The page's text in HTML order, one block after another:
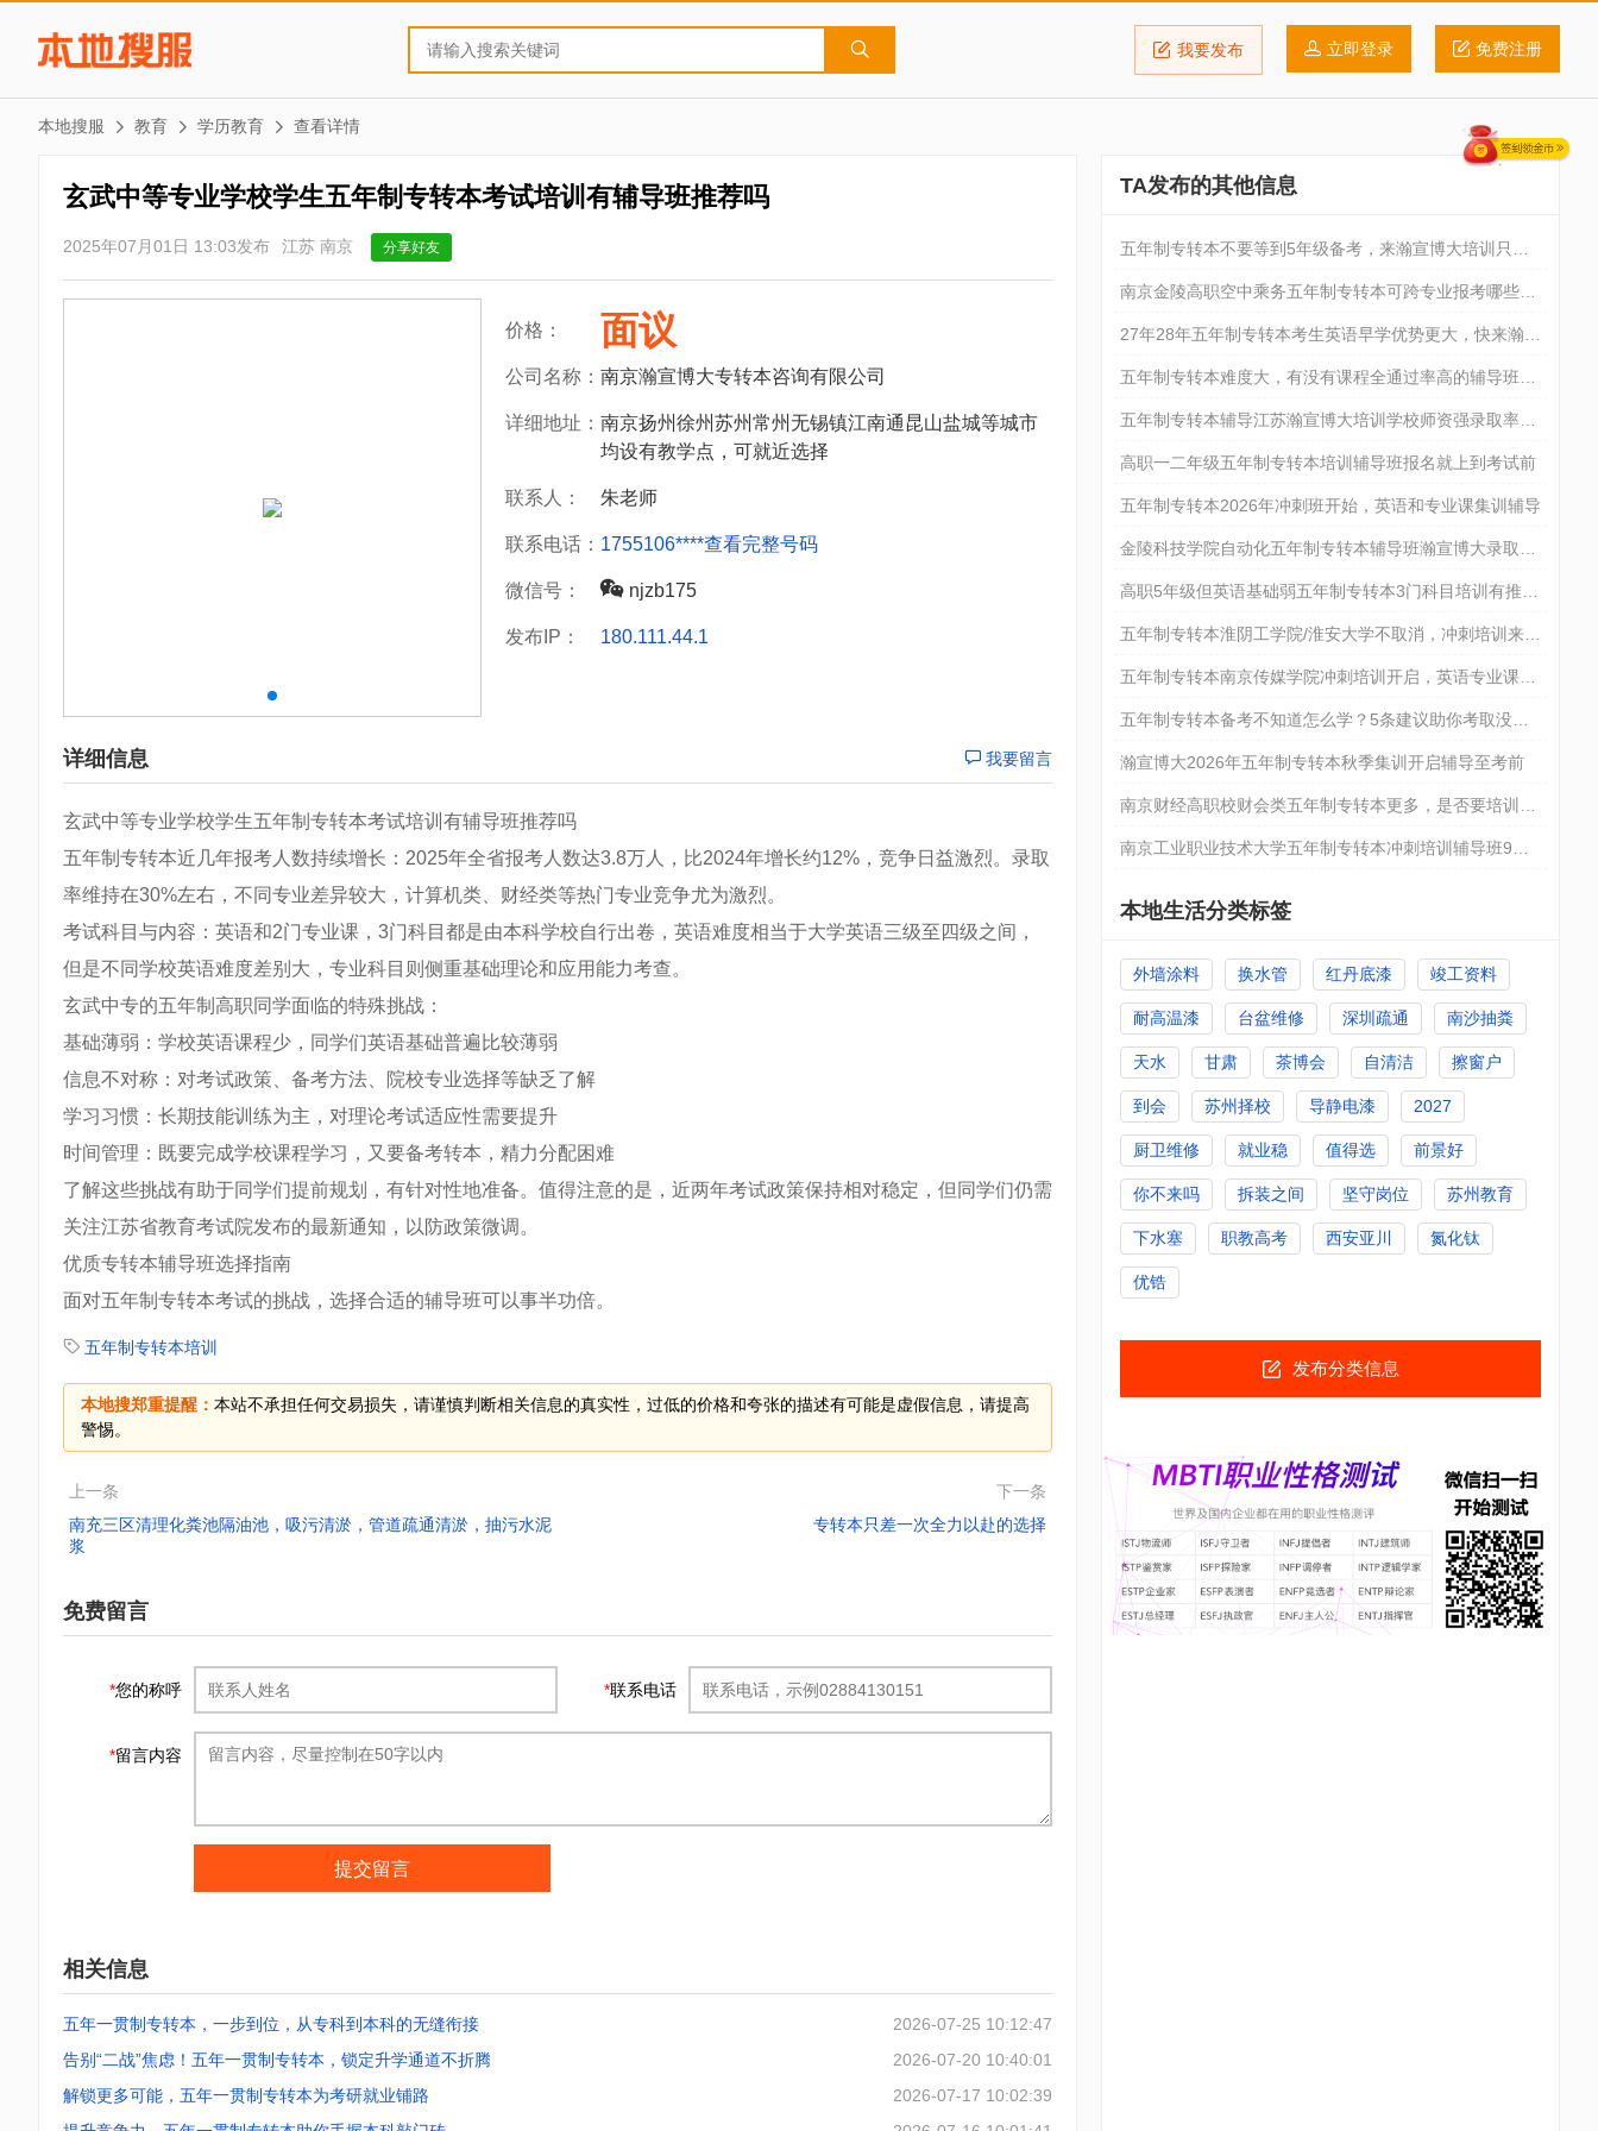
我要发布 立即登录 免费注册
本地搜服 教育 学历教育 查看详情
玄武中等专业学校学生五年制专转本考试培训有辅导班推荐吗
2025年07月01日 13:03发布 江苏 南京 分享好友
价格： 面议
公司名称： 南京瀚宣博大专转本咨询有限公司
详细地址： 南京扬州徐州苏州常州无锡镇江南通昆山盐城等城市
均设有教学点，可就近选择
联系人： 朱老师
联系电话： 1755106****查看完整号码
微信号： njzb175
发布IP： 180.111.44.1
详细信息 我要留言
玄武中等专业学校学生五年制专转本考试培训有辅导班推荐吗
五年制专转本近几年报考人数持续增长：2025年全省报考人数达3.8万人，比2024年增长约12%，竞争日益激烈。录取
率维持在30%左右，不同专业差异较大，计算机类、财经类等热门专业竞争尤为激烈。
考试科目与内容：英语和2门专业课，3门科目都是由本科学校自行出卷，英语难度相当于大学英语三级至四级之间，
但是不同学校英语难度差别大，专业科目则侧重基础理论和应用能力考查。
玄武中专的五年制高职同学面临的特殊挑战：
基础薄弱：学校英语课程少，同学们英语基础普遍比较薄弱
信息不对称：对考试政策、备考方法、院校专业选择等缺乏了解
学习习惯：长期技能训练为主，对理论考试适应性需要提升
时间管理：既要完成学校课程学习，又要备考转本，精力分配困难
了解这些挑战有助于同学们提前规划，有针对性地准备。值得注意的是，近两年考试政策保持相对稳定，但同学们仍需
关注江苏省教育考试院发布的最新通知，以防政策微调。
优质专转本辅导班选择指南
面对五年制专转本考试的挑战，选择合适的辅导班可以事半功倍。
五年制专转本培训
本地搜郑重提醒： 本站不承担任何交易损失，请谨慎判断相关信息的真实性，过低的价格和夸张的描述有可能是虚假信息，请提高
警惕。
上一条
南充三区清理化粪池隔油池，吸污清淤，管道疏通清淤，抽污水泥
浆
下一条
专转本只差一次全力以赴的选择
免费留言
*您的称呼 *联系电话
*留言内容
提交留言
相关信息
五年一贯制专转本，一步到位，从专科到本科的无缝衔接
2026-07-25 10:12:47
告别“二战”焦虑！五年一贯制专转本，锁定升学通道不折腾
2026-07-20 10:40:01
解锁更多可能，五年一贯制专转本为考研就业铺路
2026-07-17 10:02:39
TA发布的其他信息
五年制专转本不要等到5年级备考，来瀚宣博大培训只学
重点
南京金陵高职空中乘务五年制专转本可跨专业报考哪些院
校
27年28年五年制专转本考生英语早学优势更大，快来瀚宣
博大专
五年制专转本难度大，有没有课程全通过率高的辅导班推
荐
五年制专转本辅导江苏瀚宣博大培训学校师资强录取率更
高
高职一二年级五年制专转本培训辅导班报名就上到考试前
五年制专转本2026年冲刺班开始，英语和专业课集训辅导
金陵科技学院自动化五年制专转本辅导班瀚宣博大录取率
高
高职5年级但英语基础弱五年制专转本3门科目培训有推荐
吗
五年制专转本淮阴工学院/淮安大学不取消，冲刺培训来瀚
宣博大
五年制专转本南京传媒学院冲刺培训开启，英语专业课集
训提分
五年制专转本备考不知道怎么学？5条建议助你考取没问
题
瀚宣博大2026年五年制专转本秋季集训开启辅导至考前
南京财经高职校财会类五年制专转本更多，是否要培训报
班
南京工业职业技术大学五年制专转本冲刺培训辅导班9月
本地生活分类标签
外墙涂料 换水管 红丹底漆 竣工资料
耐高温漆 台盆维修 深圳疏通 南沙抽粪
天水 甘肃 茶博会 自清洁 擦窗户
到会 苏州择校 导静电漆 2027
厨卫维修 就业稳 值得选 前景好
你不来吗 拆装之间 坚守岗位 苏州教育
下水塞 职教高考 西安亚川 氮化钛
优锆
发布分类信息